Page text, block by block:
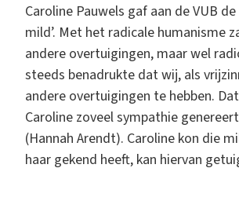
Caroline Pauwels gaf aan de VUB
mild’. Met het radicale humanisme
andere overtuigingen, maar wel
steeds benadrukte dat wij, als
andere overtuigingen te hebben.
Caroline zoveel sympathie
(Hannah Arendt). Caroline kon die
haar gekend heeft, kan hiervan